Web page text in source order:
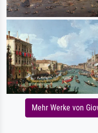
Mehr Werke von